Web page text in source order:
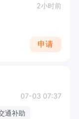
2小时前
申请
07-03 07:37
通补助